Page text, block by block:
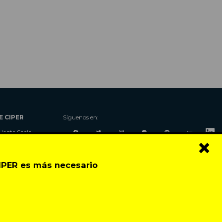
es más necesario
×
CIPER
Socio
Síguenos en: